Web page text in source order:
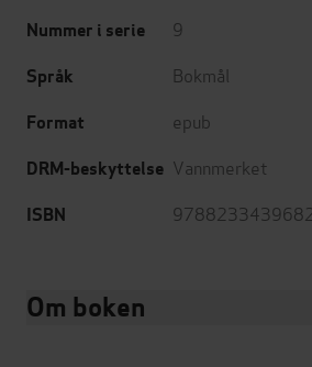
Nummer i serie 9
Språk Bokmål
Format epub
DRM-beskyttelse Vannmerket
ISBN 9788233439682
Om boken